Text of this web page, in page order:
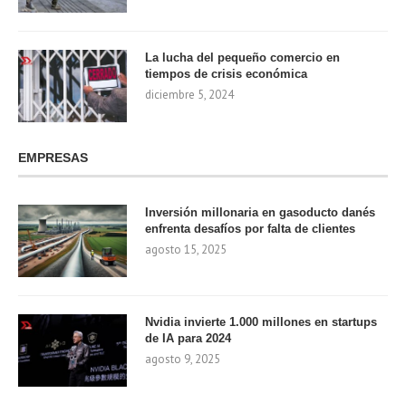
La lucha del pequeño comercio en
tiempos de crisis económica
diciembre 5, 2024
EMPRESAS
Inversión millonaria en gasoducto danés
enfrenta desafíos por falta de clientes
agosto 15, 2025
Nvidia invierte 1.000 millones en startups
de IA para 2024
agosto 9, 2025